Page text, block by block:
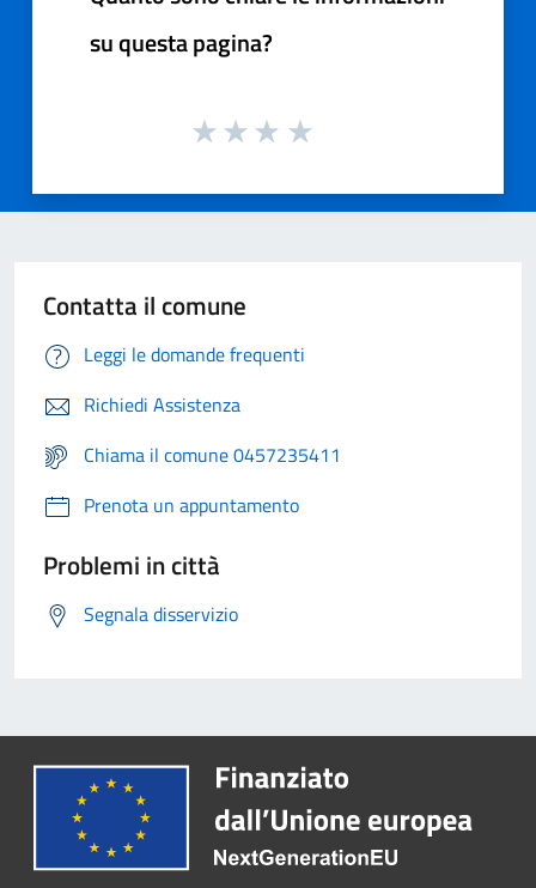
su questa pagina?
Contatta il comune
Leggi le domande frequenti
Richiedi Assistenza
Chiama il comune 0457235411
Prenota un appuntamento
Problemi in città
Segnala disservizio